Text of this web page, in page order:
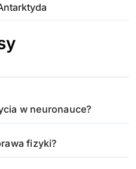
w neuronauce?
fizyki?